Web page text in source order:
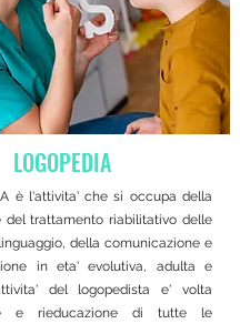
LOGOPEDIA
è l'attivita' che si occupa della
del trattamento riabilitativo delle
della comunicazione e
in eta' evolutiva, adulta e
del logopedista e' volta
e rieducazione di tutte le